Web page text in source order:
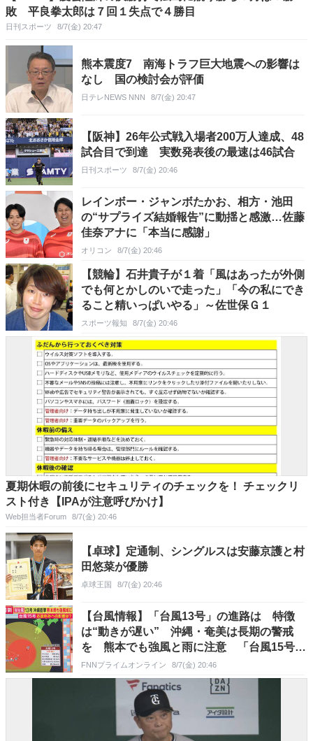
敗 平良拳太郎は７回１失点で４勝目
日刊スポーツ 8/7(金) 20:47
熊本震度7 南海トラフ巨大地震への影響は
なし 国の検討会が評価
日テレNEWS NNN 8/7(金) 20:47
【阪神】26年公式戦入場者200万人達成、48
試合目で到達 実数発表後の最速は46試合
日刊スポーツ 8/7(金) 20:46
レインボー・ジャンボたかお、相方・池田
の“サプライズ結婚報告”に動揺と感激…佐藤
佳奈アナに「本当に感謝」
オリコン 8/7(金) 20:46
【競輪】石井貴子が１着「風はあったが外側
でも何とかしのいで走った」「今の私にでき
ること精いっぱいやる」～佐世保Ｇ１
スポーツ報知 8/7(金) 20:46
夏期休暇の前後にセキュリティのチェックを！ チェックリ
スト付き【IPAが注意呼びかけ】
Web担当者Forum 8/7(金) 20:46
【卓球】定通制、シングルスは安藤京護と村
田悠菜が優勝
卓球王国 8/7(金) 20:46
【台風情報】「台風13号」の進路は 特徴
は“動きが遅い” 沖縄・奄美は長期の警戒
を 熊本でも強風と雨に注意 「台風15号」
はお盆に関東地方・北海道に接近か 「異例
の台風」と気象予報士が解説
FNNプライムオンライン 8/7(金) 20:46